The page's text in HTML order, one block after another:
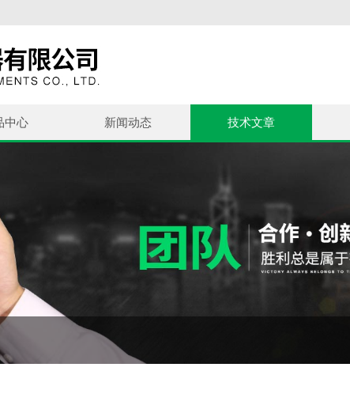
中心 新闻动态 技术文章